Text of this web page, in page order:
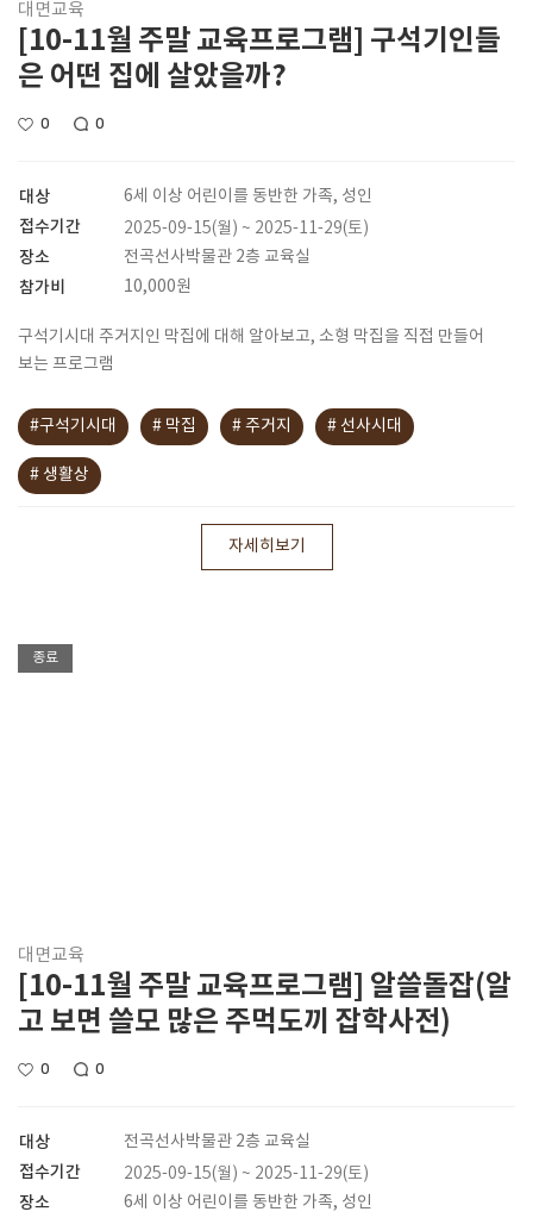
대면교육
[10-11월 주말 교육프로그램] 구석기인들
은 어떤 집에 살았을까?
0 0
대상 6세 이상 어린이를 동반한 가족, 성인
접수기간 2025-09-15(월) ~ 2025-11-29(토)
장소 전곡선사박물관 2층 교육실
참가비 10,000원
구석기시대 주거지인 막집에 대해 알아보고, 소형 막집을 직접 만들어
보는 프로그램
#구석기시대 # 막집 # 주거지 # 선사시대
# 생활상
자세히보기
종료
대면교육
[10-11월 주말 교육프로그램] 알쓸돌잡(알
고 보면 쓸모 많은 주먹도끼 잡학사전)
0 0
대상 전곡선사박물관 2층 교육실
접수기간 2025-09-15(월) ~ 2025-11-29(토)
장소 6세 이상 어린이를 동반한 가족, 성인